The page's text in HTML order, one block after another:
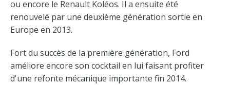
ou encore le Renault Koléos. Il a ensuite été
renouvelé par une deuxième génération sortie en
Europe en 2013.
Fort du succès de la première génération, Ford
améliore encore son cocktail en lui faisant profiter
d'une refonte mécanique importante fin 2014.